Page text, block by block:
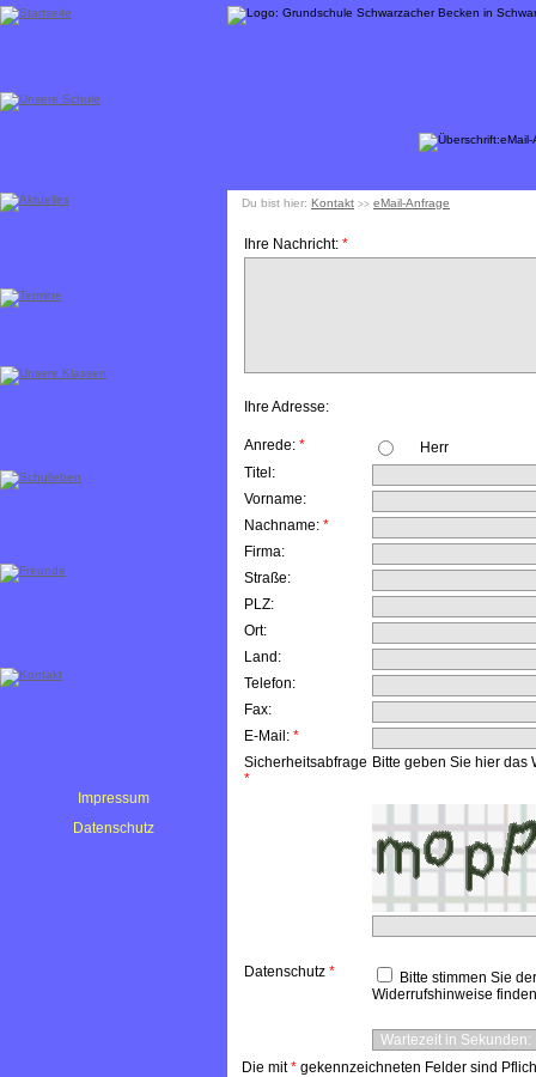
Impressum
Datenschutz
Du bist hier: Kontakt >> eMail-Anfrage
Ihre Nachricht: *
Ihre Adresse:
Anrede: *
Herr
Titel:
Vorname:
Nachname: *
Firma:
Straße:
PLZ:
Ort:
Land:
Telefon:
Fax:
E-Mail: *
Sicherheitsabfrage
*
Bitte geben Sie hier das
Datenschutz *
Bitte stimmen Sie
Widerrufshinweise
Die mit* gekennzeichneten Felder sind